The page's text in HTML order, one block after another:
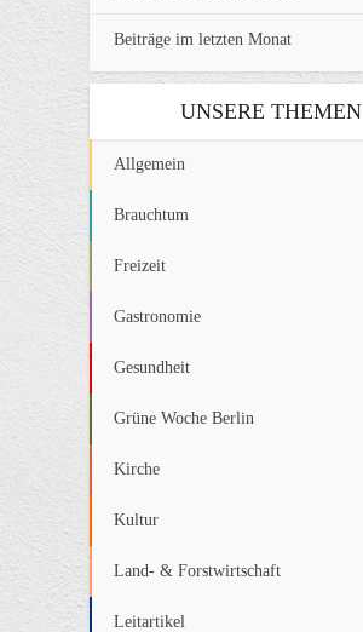
Beiträge im letzten Monat
UNSERE THEMEN
Allgemein
Brauchtum
Freizeit
Gastronomie
Gesundheit
Grüne Woche Berlin
Kirche
Kultur
Land- & Forstwirtschaft
Leitartikel